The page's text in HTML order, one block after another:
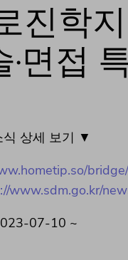
진학
·면접
식 상세 보기 ▼
www.sdm.go.kr/
07-10 ~